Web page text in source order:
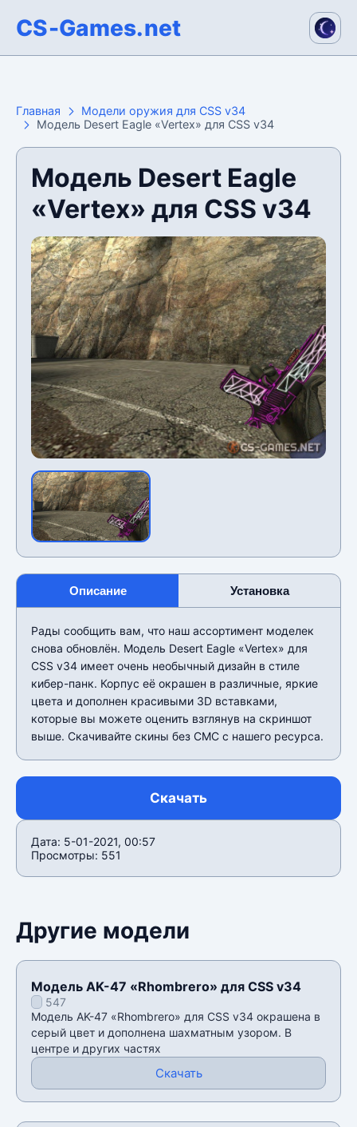
CS-Games.net
Главная
Модели оружия для CSS v34
Модель Desert Eagle «Vertex» для CSS v34
Модель Desert Eagle
«Vertex» для CSS v34
Описание Установка
Рады сообщить вам, что наш ассортимент моделек
снова обновлён. Модель Desert Eagle «Vertex» для
CSS v34 имеет очень необычный дизайн в стиле
кибер-панк. Корпус её окрашен в различные, яркие
цвета и дополнен красивыми 3D вставками,
которые вы можете оценить взглянув на скриншот
выше. Скачивайте скины без СМС с нашего ресурса.
Скачать
Дата: 5-01-2021, 00:57
Просмотры: 551
Другие модели
Модель AK-47 «Rhombrero» для CSS v34
547
Модель AK-47 «Rhombrero» для CSS v34 окрашена в
серый цвет и дополнена шахматным узором. В
центре и других частях
Скачать